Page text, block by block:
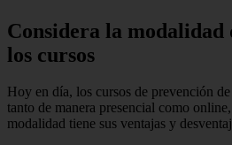
Considera la modalidad
los cursos
Hoy en día, los cursos de prevención
tanto de manera presencial como
modalidad tiene sus ventajas y